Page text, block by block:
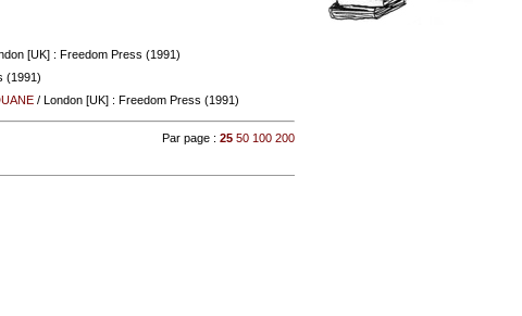
[UK] : Freedom Press (1991)
(1991)
/ London [UK] : Freedom Press (1991)
Par page :25 50 100 200